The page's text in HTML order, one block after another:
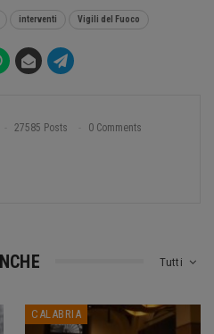
interventi Vigili del Fuoco
27585 Posts 0 Comments
Tutti
CALABRIA